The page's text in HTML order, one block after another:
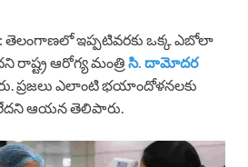
తెలంగాణలో ఇప్పటివరకు ఒక్క ఎబోలా
రాష్ట్ర ఆరోగ్య మంత్రి సి. దామోదర
ప్రజలు ఎలాంటి భయాందోళనలకు
ఆయన తెలిపారు.